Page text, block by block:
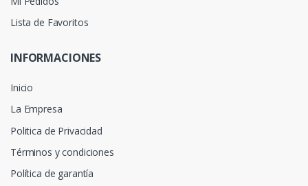
Lista de Favoritos
INFORMACIONES
Inicio
La Empresa
Politica de Privacidad
Términos y condiciones
Política de garantía